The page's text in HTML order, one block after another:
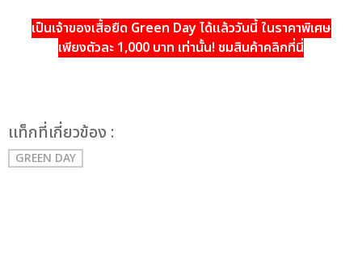
เป็นเจ้าของเสื้อยืด Green Dayได้แล้ววันนี้ ในราคาพิเศษ
เพียงตัวละ 1,000 บาท เท่านั้น! ชมสินค้าคลิกที่นี่
เเท็กที่เกี่ยวข้อง :
GREEN DAY